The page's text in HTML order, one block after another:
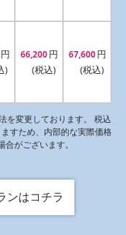
円
)
66,200 円
(税込)
67,600 円
(税込)
を変更しております。
税込
すため、内部的な実際価格
がございます。
ンはコチラ